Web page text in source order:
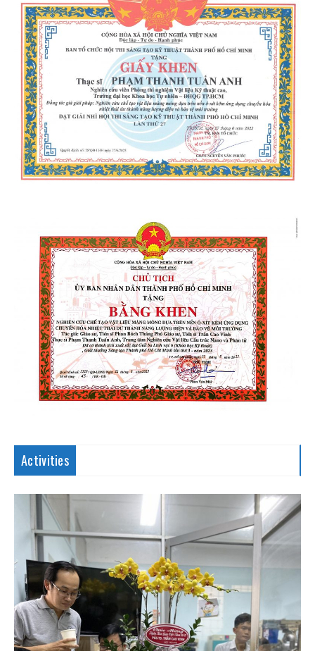
Activities